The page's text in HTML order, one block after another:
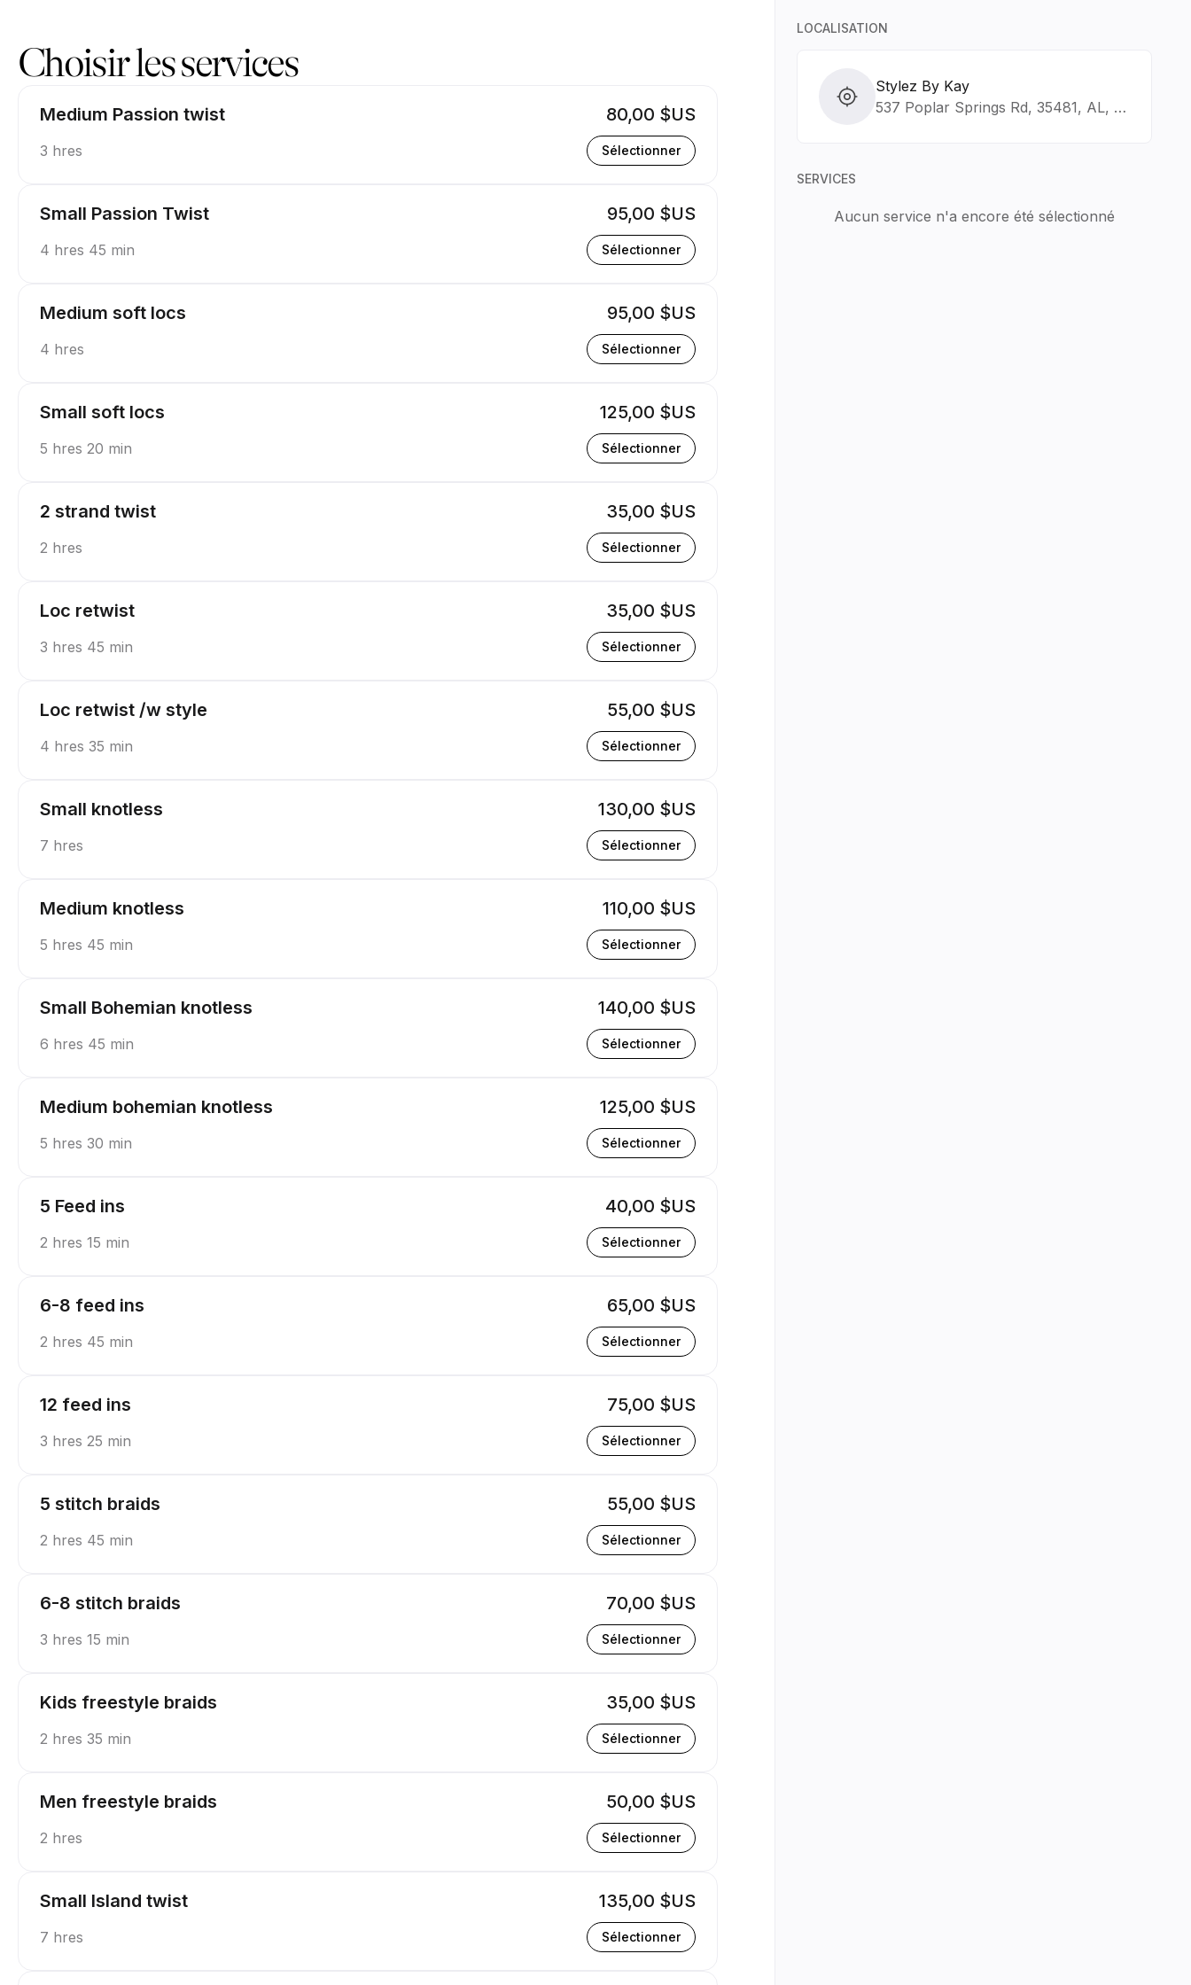
Choisir les services
Medium Passion twist 80,00 $US
3 hres Sélectionner
Small Passion Twist 95,00 $US
4 hres 45 min Sélectionner
Medium soft locs 95,00 $US
4 hres Sélectionner
Small soft locs 125,00 $US
5 hres 20 min Sélectionner
2 strand twist 35,00 $US
2 hres Sélectionner
Loc retwist 35,00 $US
3 hres 45 min Sélectionner
Loc retwist /w style 55,00 $US
4 hres 35 min Sélectionner
Small knotless 130,00 $US
7 hres Sélectionner
Medium knotless 110,00 $US
5 hres 45 min Sélectionner
Small Bohemian knotless 140,00 $US
6 hres 45 min Sélectionner
Medium bohemian knotless 125,00 $US
5 hres 30 min Sélectionner
5 Feed ins 40,00 $US
2 hres 15 min Sélectionner
6-8 feed ins 65,00 $US
2 hres 45 min Sélectionner
12 feed ins 75,00 $US
3 hres 25 min Sélectionner
5 stitch braids 55,00 $US
2 hres 45 min Sélectionner
6-8 stitch braids 70,00 $US
3 hres 15 min Sélectionner
Kids freestyle braids 35,00 $US
2 hres 35 min Sélectionner
Men freestyle braids 50,00 $US
2 hres Sélectionner
Small Island twist 135,00 $US
7 hres Sélectionner
LOCALISATION
Stylez By Kay
537 Poplar Springs Rd, 35481, AL, Reform
SERVICES
Aucun service n'a encore été sélectionné